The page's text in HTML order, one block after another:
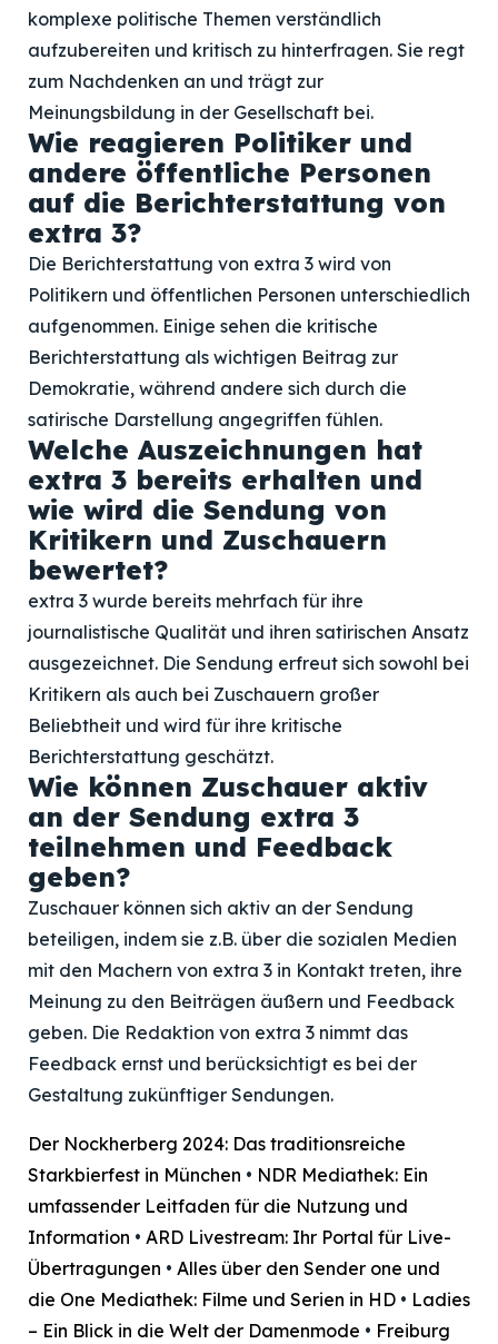
komplexe politische Themen verständlich
aufzubereiten und kritisch zu hinterfragen. Sie regt
zum Nachdenken an und trägt zur
Meinungsbildung in der Gesellschaft bei.
Wie reagieren Politiker und
andere öffentliche Personen
auf die Berichterstattung von
extra 3?
Die Berichterstattung von extra 3 wird von
Politikern und öffentlichen Personen unterschiedlich
aufgenommen. Einige sehen die kritische
Berichterstattung als wichtigen Beitrag zur
Demokratie, während andere sich durch die
satirische Darstellung angegriffen fühlen.
Welche Auszeichnungen hat
extra 3 bereits erhalten und
wie wird die Sendung von
Kritikern und Zuschauern
bewertet?
extra 3 wurde bereits mehrfach für ihre
journalistische Qualität und ihren satirischen Ansatz
ausgezeichnet. Die Sendung erfreut sich sowohl bei
Kritikern als auch bei Zuschauern großer
Beliebtheit und wird für ihre kritische
Berichterstattung geschätzt.
Wie können Zuschauer aktiv
an der Sendung extra 3
teilnehmen und Feedback
geben?
Zuschauer können sich aktiv an der Sendung
beteiligen, indem sie z.B. über die sozialen Medien
mit den Machern von extra 3 in Kontakt treten, ihre
Meinung zu den Beiträgen äußern und Feedback
geben. Die Redaktion von extra 3 nimmt das
Feedback ernst und berücksichtigt es bei der
Gestaltung zukünftiger Sendungen.
Der Nockherberg 2024: Das traditionsreiche
Starkbierfest in München • NDR Mediathek: Ein
umfassender Leitfaden für die Nutzung und
Information • ARD Livestream: Ihr Portal für Live-
Übertragungen • Alles über den Sender one und
die One Mediathek: Filme und Serien in HD • Ladies
– Ein Blick in die Welt der Damenmode • Freiburg